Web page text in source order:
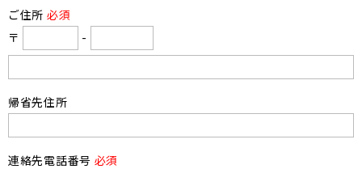
ご住所 必須
〒
-
帰省先住所
連絡先電話番号 必須